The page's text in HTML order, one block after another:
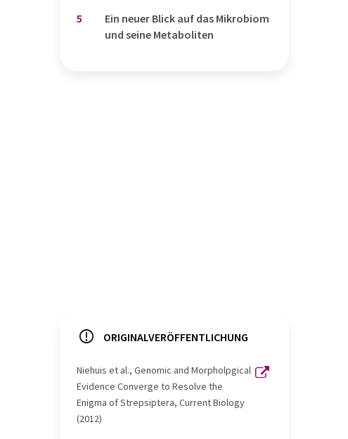
5
Ein neuer Blick auf das Mikrobiom
und seine Metaboliten
ORIGINALVERÖFFENTLICHUNG
Niehuis et al., Genomic and Morpholpgical
Evidence Converge to Resolve the
Enigma of Strepsiptera, Current Biology
(2012)